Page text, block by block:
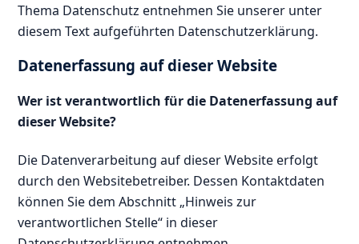
Thema Datenschutz entnehmen Sie unserer unter
diesem Text aufgeführten Datenschutzerklärung.
Datenerfassung auf dieser Website
Wer ist verantwortlich für die Datenerfassung auf
dieser Website?
Die Datenverarbeitung auf dieser Website erfolgt
durch den Websitebetreiber. Dessen Kontaktdaten
können Sie dem Abschnitt „Hinweis zur
verantwortlichen Stelle“ in dieser